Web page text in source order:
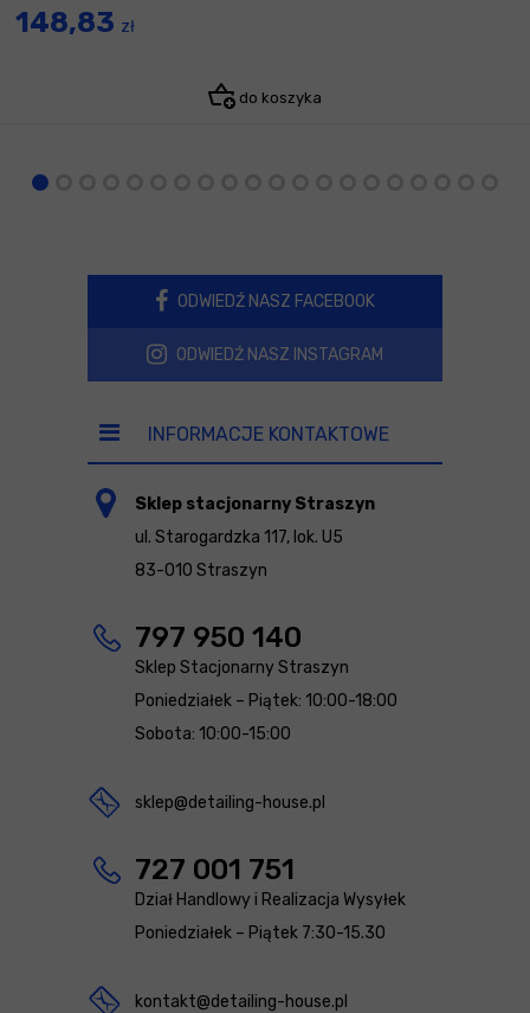
148,83 zł
do koszyka
ODWIEDŹ NASZ FACEBOOK
ODWIEDŹ NASZ INSTAGRAM
INFORMACJE KONTAKTOWE
Sklep stacjonarny Straszyn
ul. Starogardzka 117, lok. U5
83-010 Straszyn
797 950 140
Sklep Stacjonarny Straszyn
Poniedziałek – Piątek: 10:00-18:00
Sobota: 10:00-15:00
sklep@detailing-house.pl
727 001 751
Dział Handlowy i Realizacja Wysyłek
Poniedziałek – Piątek 7:30-15.30
kontakt@detailing-house.pl